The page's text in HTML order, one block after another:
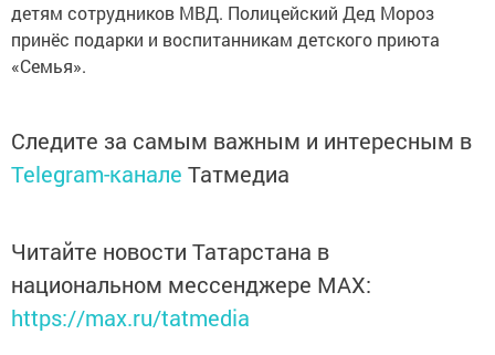
детям сотрудников МВД. Полицейский Дед Мороз
принёс подарки и воспитанникам детского приюта
«Семья».
Следите за самым важным и интересным в
Telegram-канале Татмедиа
Читайте новости Татарстана в
национальном мессенджере MАХ:
https://max.ru/tatmedia